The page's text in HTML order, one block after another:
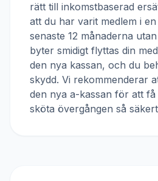
rätt till inkomstbaserad
att du har varit medlem i
senaste 12 månaderna
byter smidigt flyttas din
den nya kassan, och du
skydd. Vi rekommenderar
den nya a-kassan för att få
sköta övergången så